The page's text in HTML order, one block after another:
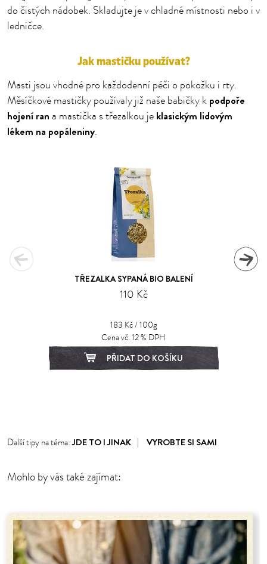
do čistých nádobek. Skladujte je v chladné místnosti nebo i v
ledničce.
Jak mastičku používat?
Masti jsou vhodné pro každodenní péči o pokožku i rty.
Měsíčkové mastičky používaly již naše babičky k podpoře
hojení ran a mastička s třezalkou je klasickým lidovým
lékem na popáleniny.
TŘEZALKA SYPANÁ BIO BALENÍ
110 Kč
183 Kč / 100g
Cena vč. 12 % DPH
PŘIDAT DO KOŠÍKU
Další tipy na téma:JDE TO I JINAK VYROBTE SI SAMI
Mohlo by vás také zajímat: